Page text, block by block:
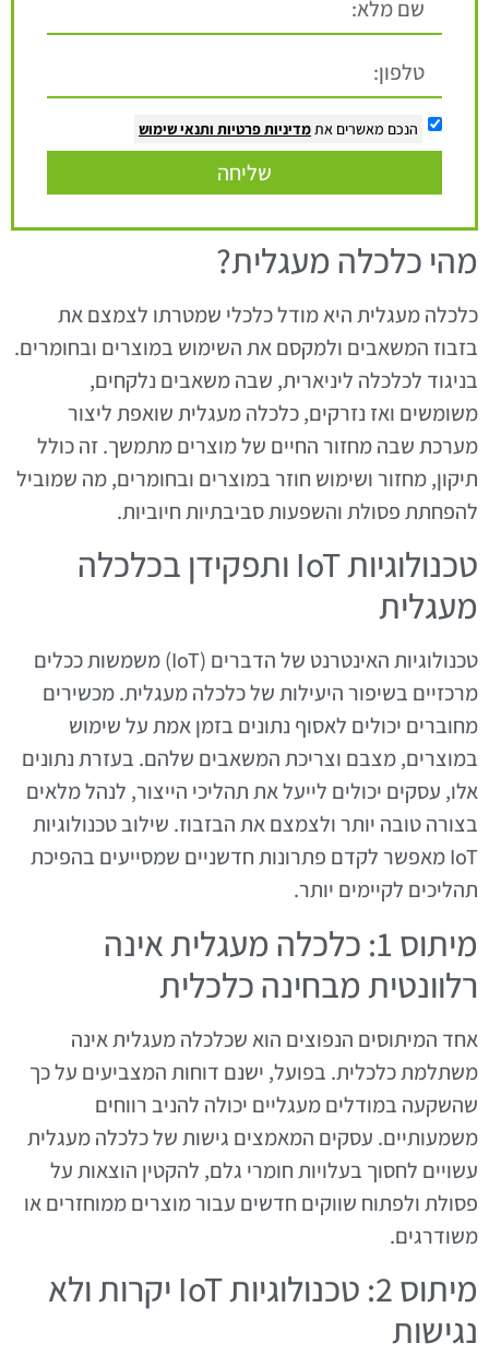
הנכם מאשרים את מדיניות פרטיות ותנאי שימוש
שליחה
מהי כלכלה מעגלית?
כלכלה מעגלית היא מודל כלכלי שמטרתו לצמצם את
בזבוז המשאבים ולמקסם את השימוש במוצרים ובחומרים.
בניגוד לכלכלה ליניארית, שבה משאבים נלקחים,
משומשים ואז נזרקים, כלכלה מעגלית שואפת ליצור
מערכת שבה מחזור החיים של מוצרים מתמשך. זה כולל
תיקון, מחזור ושימוש חוזר במוצרים ובחומרים, מה שמוביל
להפחתת פסולת והשפעות סביבתיות חיוביות.
טכנולוגיות IoT ותפקידן בכלכלה
מעגלית
טכנולוגיות האינטרנט של הדברים (IoT) משמשות ככלים
מרכזיים בשיפור היעילות של כלכלה מעגלית. מכשירים
מחוברים יכולים לאסוף נתונים בזמן אמת על שימוש
במוצרים, מצבם וצריכת המשאבים שלהם. בעזרת נתונים
אלו, עסקים יכולים לייעל את תהליכי הייצור, לנהל מלאים
בצורה טובה יותר ולצמצם את הבזבוז. שילוב טכנולוגיות
IoT מאפשר לקדם פתרונות חדשניים שמסייעים בהפיכת
תהליכים לקיימים יותר.
מיתוס 1: כלכלה מעגלית אינה
רלוונטית מבחינה כלכלית
אחד המיתוסים הנפוצים הוא שכלכלה מעגלית אינה
משתלמת כלכלית. בפועל, ישנם דוחות המצביעים על כך
שהשקעה במודלים מעגליים יכולה להניב רווחים
משמעותיים. עסקים המאמצים גישות של כלכלה מעגלית
עשויים לחסוך בעלויות חומרי גלם, להקטין הוצאות על
פסולת ולפתוח שווקים חדשים עבור מוצרים ממוחזרים או
משודרגים.
מיתוס 2: טכנולוגיות IoT יקרות ולא
נגישות